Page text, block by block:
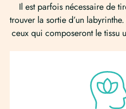
Il est parfois nécessaire de
trouver la sortie d’un
ceux qui composeront le tissu